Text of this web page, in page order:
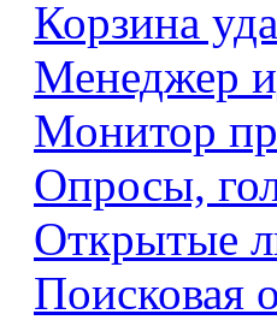
Корзина
Менеджер
Монитор
Опросы,
Открытые
Поисковая